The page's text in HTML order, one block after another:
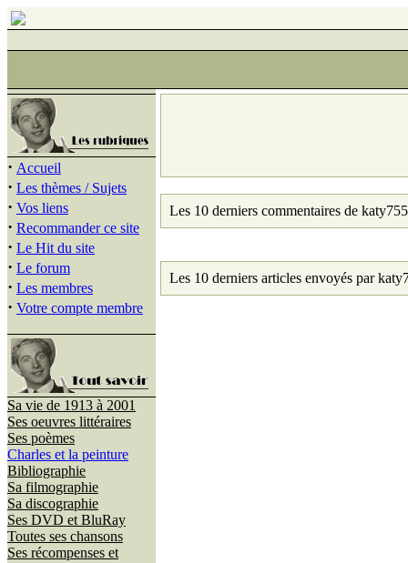
· Accueil
· Les thèmes / Sujets
· Vos liens
· Recommander ce site
· Le Hit du site
· Le forum
· Les membres
· Votre compte membre
Sa vie de 1913 à 2001
Ses oeuvres littéraires
Ses poèmes
Charles et la peinture
Bibliographie
Sa filmographie
Sa discographie
Ses DVD et BluRay
Toutes ses chansons
Ses récompenses et
Les 10 derniers commentaires de
Les 10 derniers articles envoyés par